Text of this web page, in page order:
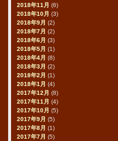
2018年11月 (6)
2018年10月 (3)
2018年9月 (2)
2018年7月 (2)
2018年6月 (3)
2018年5月 (1)
2018年4月 (8)
2018年3月 (2)
2018年2月 (1)
2018年1月 (4)
2017年12月 (8)
2017年11月 (4)
2017年10月 (5)
2017年9月 (5)
2017年8月 (1)
2017年7月 (5)